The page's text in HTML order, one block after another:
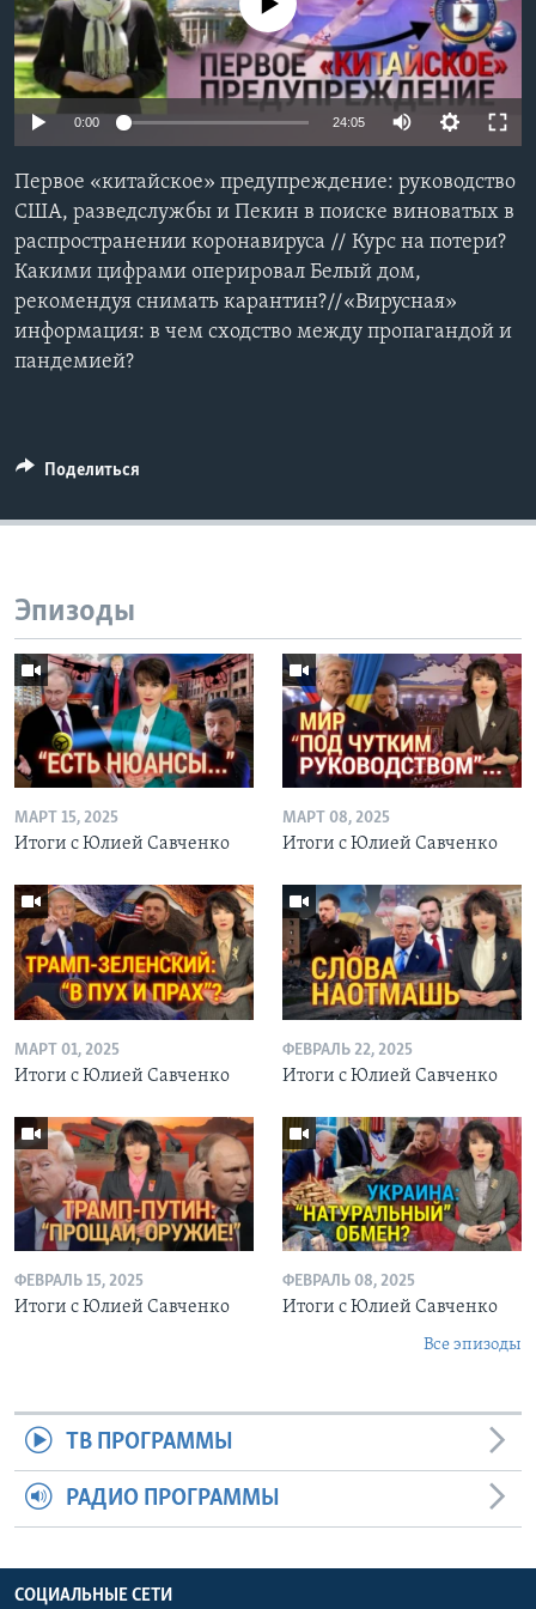
Learning English
СОЦИАЛЬНЫЕ СЕТИ
Языки
No media source currently available
0:00 24:05
Первое «китайское» предупреждение: руководство
США, разведслужбы и Пекин в поиске виноватых в
распространении коронавируса // Курс на потери?
Какими цифрами оперировал Белый дом,
рекомендуя снимать карантин?//«Вирусная»
информация: в чем сходство между пропагандой и
пандемией?
Поделиться
Эпизоды
МАРТ 15, 2025
Итоги с Юлией Савченко
МАРТ 08, 2025
Итоги с Юлией Савченко
МАРТ 01, 2025
Итоги с Юлией Савченко
ФЕВРАЛЬ 22, 2025
Итоги с Юлией Савченко
ФЕВРАЛЬ 15, 2025
Итоги с Юлией Савченко
ФЕВРАЛЬ 08, 2025
Итоги с Юлией Савченко
Все эпизоды
ТВ ПРОГРАММЫ
РАДИО ПРОГРАММЫ
СОЦИАЛЬНЫЕ СЕТИ